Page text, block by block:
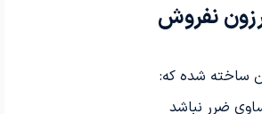
نفروش
ساخته شده که:
ضرر نباشد